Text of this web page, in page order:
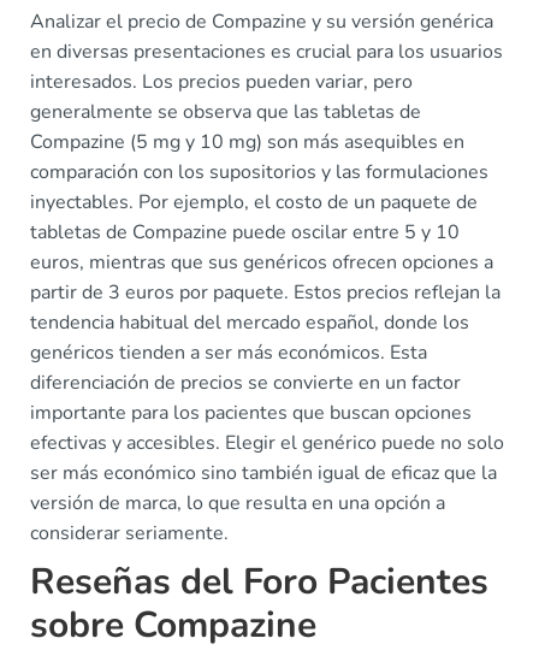
Analizar el precio de Compazine y su versión genérica
en diversas presentaciones es crucial para los usuarios
interesados. Los precios pueden variar, pero
generalmente se observa que las tabletas de
Compazine (5 mg y 10 mg) son más asequibles en
comparación con los supositorios y las formulaciones
inyectables. Por ejemplo, el costo de un paquete de
tabletas de Compazine puede oscilar entre 5 y 10
euros, mientras que sus genéricos ofrecen opciones a
partir de 3 euros por paquete. Estos precios reflejan la
tendencia habitual del mercado español, donde los
genéricos tienden a ser más económicos. Esta
diferenciación de precios se convierte en un factor
importante para los pacientes que buscan opciones
efectivas y accesibles. Elegir el genérico puede no solo
ser más económico sino también igual de eficaz que la
versión de marca, lo que resulta en una opción a
considerar seriamente.
Reseñas del Foro Pacientes
sobre Compazine